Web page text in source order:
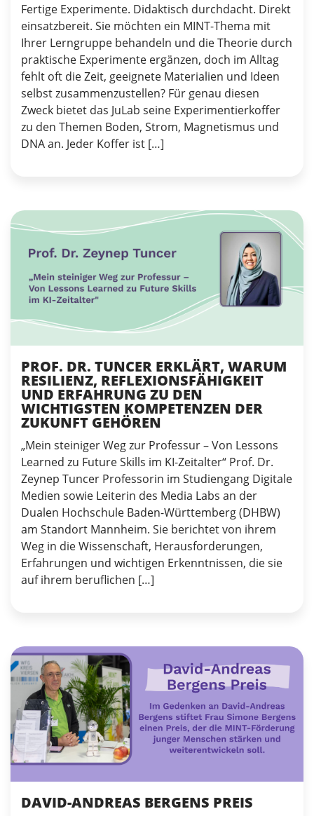
Fertige Experimente. Didaktisch durchdacht. Direkt
einsatzbereit. Sie möchten ein MINT-Thema mit
Ihrer Lerngruppe behandeln und die Theorie durch
praktische Experimente ergänzen, doch im Alltag
fehlt oft die Zeit, geeignete Materialien und Ideen
selbst zusammenzustellen? Für genau diesen
Zweck bietet das JuLab seine Experimentierkoffer
zu den Themen Boden, Strom, Magnetismus und
DNA an. Jeder Koffer ist […]
PROF. DR. TUNCER ERKLÄRT, WARUM
RESILIENZ, REFLEXIONSFÄHIGKEIT
UND ERFAHRUNG ZU DEN
WICHTIGSTEN KOMPETENZEN DER
ZUKUNFT GEHÖREN
„Mein steiniger Weg zur Professur – Von Lessons
Learned zu Future Skills im KI-Zeitalter“ Prof. Dr.
Zeynep Tuncer Professorin im Studiengang Digitale
Medien sowie Leiterin des Media Labs an der
Dualen Hochschule Baden-Württemberg (DHBW)
am Standort Mannheim. Sie berichtet von ihrem
Weg in die Wissenschaft, Herausforderungen,
Erfahrungen und wichtigen Erkenntnissen, die sie
auf ihrem beruflichen […]
DAVID-ANDREAS BERGENS PREIS